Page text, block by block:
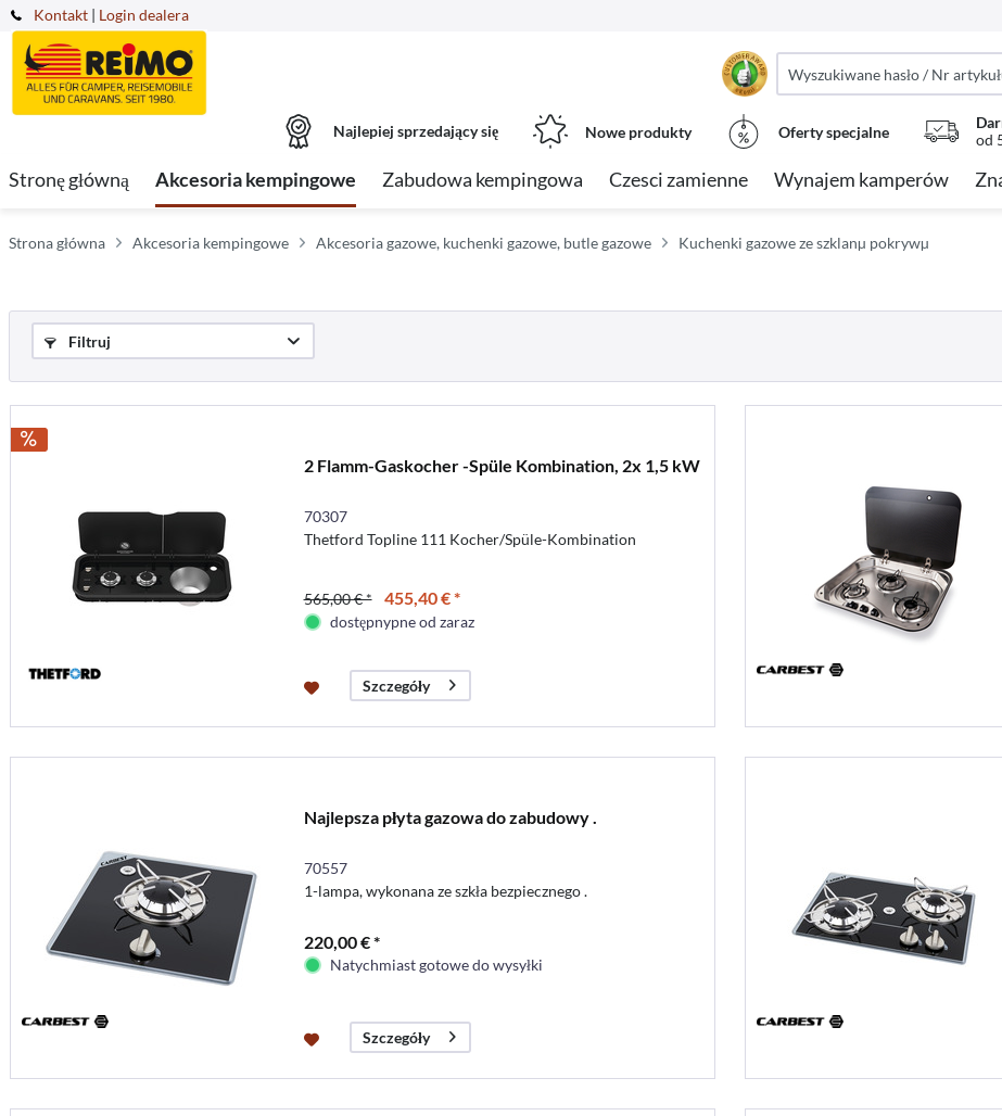
Kontakt | Login dealera
Najlepiej sprzedający się Nowe produkty Oferty specjalne
od
Stronę główną Akcesoria kempingowe Zabudowa kempingowa Czesci zamienne Wynajem kamperów
Strona główna Akcesoria kempingowe Akcesoria gazowe, kuchenki gazowe, butle gazowe Kuchenki gazowe ze szklanµ pokrywµ
Filtruj
2 Flamm-Gaskocher -Spüle Kombination, 2x 1,5 kW
70307
Thetford Topline 111 Kocher/Spüle-Kombination
565,00 € * 455,40 € *
dostępnypne od zaraz
Szczegóły
Najlepsza płyta gazowa do zabudowy .
70557
1-lampa, wykonana ze szkła bezpiecznego .
220,00 € *
Natychmiast gotowe do wysyłki
Szczegóły